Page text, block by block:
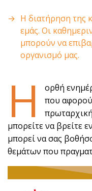
Η διατήρηση της
εμάς. Οι
μπορούν να
οργανισμό μας.
Η
ορθή
που
μπορείτε να βρείτε
μπορεί να σας
θεμάτων που